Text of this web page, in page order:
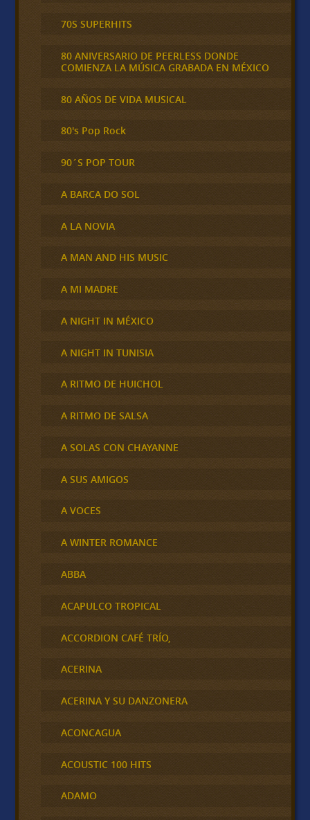
70S SUPERHITS
80 ANIVERSARIO DE PEERLESS DONDE
COMIENZA LA MÚSICA GRABADA EN MÉXICO
80 AÑOS DE VIDA MUSICAL
80's Pop Rock
90´S POP TOUR
A BARCA DO SOL
A LA NOVIA
A MAN AND HIS MUSIC
A MI MADRE
A NIGHT IN MÉXICO
A NIGHT IN TUNISIA
A RITMO DE HUICHOL
A RITMO DE SALSA
A SOLAS CON CHAYANNE
A SUS AMIGOS
A VOCES
A WINTER ROMANCE
ABBA
ACAPULCO TROPICAL
ACCORDION CAFÉ TRÍO,
ACERINA
ACERINA Y SU DANZONERA
ACONCAGUA
ACOUSTIC 100 HITS
ADAMO